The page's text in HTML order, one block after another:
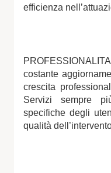
efficienza
costante
crescita
Servizi sempre
specifiche degli
qualità